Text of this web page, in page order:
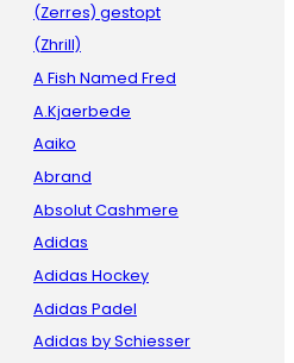
(Zerres) gestopt
(Zhrill)
A Fish Named Fred
A.Kjaerbede
Aaiko
Abrand
Absolut Cashmere
Adidas
Adidas Hockey
Adidas Padel
Adidas by Schiesser